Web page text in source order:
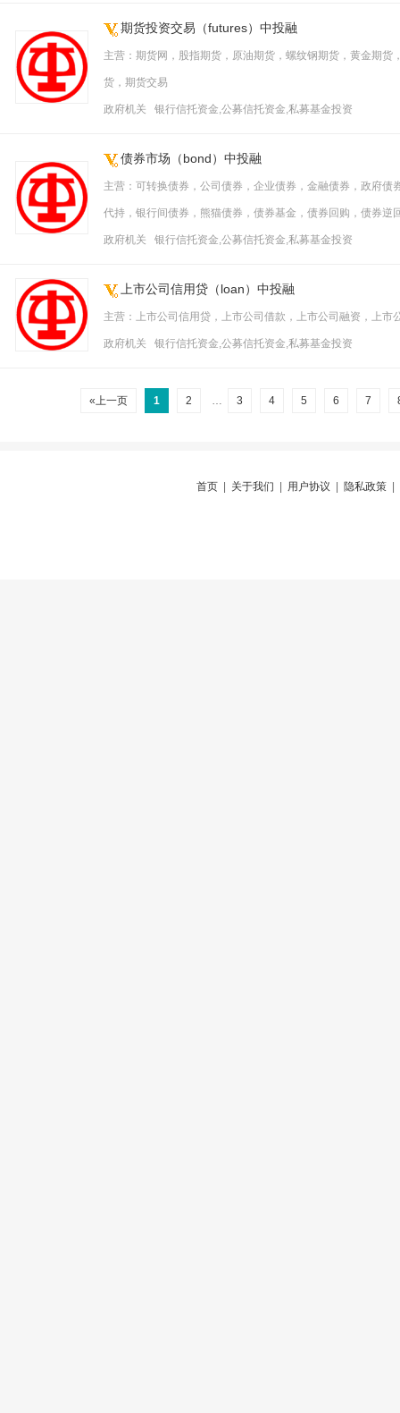
期货投资交易（futures）中投融
主营：期货网，股指期货，原油期货，螺纹钢期货，黄金期
货，期货交易
政府机关 银行信托资金,公募信托资金,私募基金投资
债券市场（bond）中投融
主营：可转换债券，公司债券，企业债券，金融债券，政府
代持，银行间债券，熊猫债券，债券基金，债券回购，债券逆
政府机关 银行信托资金,公募信托资金,私募基金投资
上市公司信用贷（loan）中投融
主营：上市公司信用贷，上市公司借款，上市公司融资，上市
政府机关 银行信托资金,公募信托资金,私募基金投资
«上一页 1 2 … 3 4 5 6 7
首页 关于我们 用户协议 隐私政策